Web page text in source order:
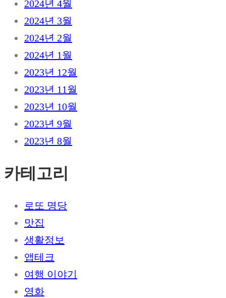
2024년 4월
2024년 3월
2024년 2월
2024년 1월
2023년 12월
2023년 11월
2023년 10월
2023년 9월
2023년 8월
카테고리
로또 명당
맛집
생활정보
앱테크
여행 이야기
영화